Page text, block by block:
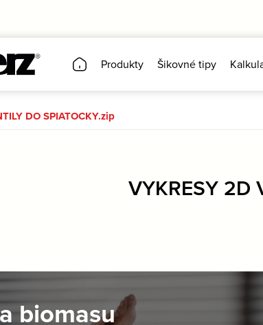
Produkty Šikovné tipy
DO SPIATOCKY.zip
VYKRESY 2D
biomasu